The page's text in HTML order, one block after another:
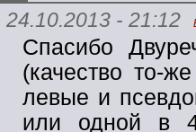
24.10.2013 - 21:12
Спасибо
(качество то-
левые и
или одной в